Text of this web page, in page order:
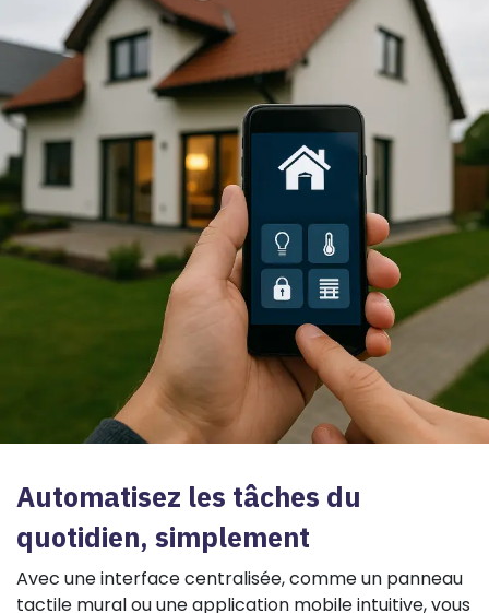
Automatisez les tâches du
quotidien, simplement
Avec une interface centralisée, comme un panneau
tactile mural ou une application mobile intuitive, vous